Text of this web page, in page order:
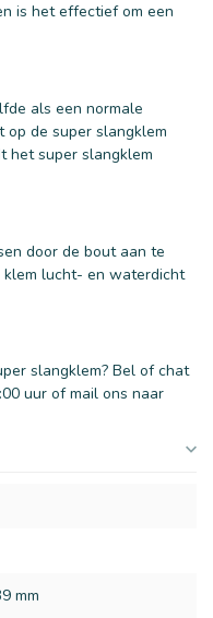
is het effectief om een
als een normale
op de super slangklem
het super slangklem
door de bout aan te
klem lucht- en waterdicht
slangklem? Bel of chat
uur of mail ons naar
mm